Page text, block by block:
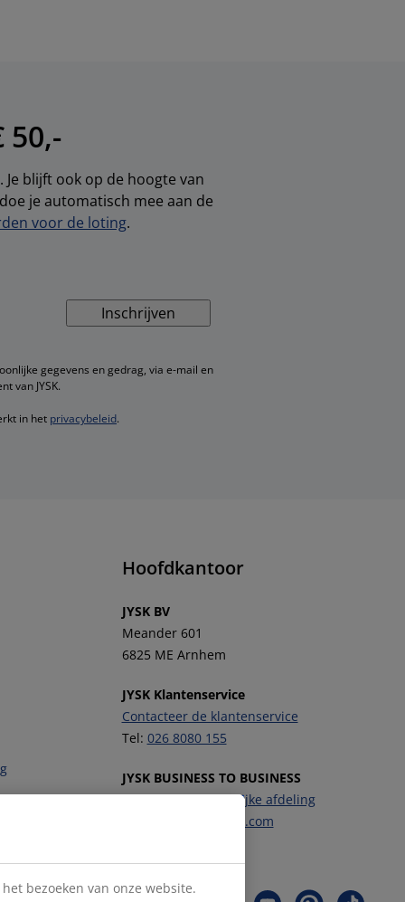
50,-
blijft ook op de hoogte van
je automatisch mee aan de
voor de loting.
Inschrijven
gegevens en gedrag, via e-mail en
van JYSK.
in het privacybeleid.
Hoofdkantoor
JYSK BV
Meander 601
6825 ME Arnhem
JYSK Klantenservice
Contacteer de klantenservice
Tel: 026 8080 155
JYSK BUSINESS TO BUSINESS
Contacteer de zakelijke afdeling
b2b-nl@JYSK.com
Volg JYSK
bezoeken van onze website.